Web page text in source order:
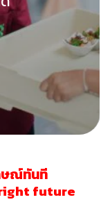
ษณ์ทันที
future